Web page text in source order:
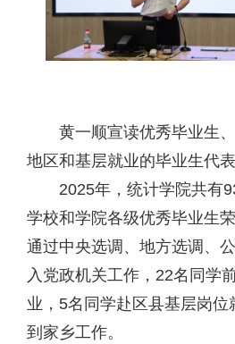
黄一顺宣读优秀毕业生
地区和基层就业的毕业生代表
2025年，统计学院共有
学校和学院各级优秀毕业生
通过中央选调、地方选调、
入党政机关工作，22名同学
业，5名同学赴区县基层岗位
到家乡工作。